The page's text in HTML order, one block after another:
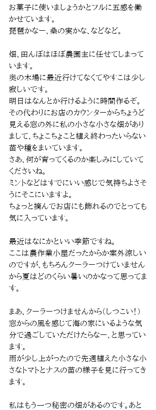
お菓子に使いましょうかとフルに五感を働
かせています。
琵琶かなー、桑の実かな、などなど。
畑、田んぼはほぼ農園主に任せてしまって
います。
奥の木場に最近行けてなくてやすこは少し
寂しいです。
明日はなんとか行けるように時間作るぞ。
その代わりにお店のカウンターからちょうど
見える窓の外に私の小さな小さな畑があり
まして、ちょこちょこと植え終わったいらない
苗や種をまいています。
さあ、何が育ってくるのか楽しみにしていて
くださいね。
ミントなどはすでにいい感じで気持ちよさそ
うにそこにいますよ。
ちょっと摘んでお店にも飾れるのでとっても
気に入っています。
最近はなにかといい季節ですね。
ここは農作業小屋だったからか案外涼しい
のですが、もちろんクーラーつけていません
から夏はどのくらい暑いのかなって思ってま
す。
まあ、クーラーつけませんから（しつこい！）
窓からの風を感じて海の家にいるような気
分で過ごしていただけたらなー、と思ってい
ます。
雨が少し上がったので先週植えた小さな小
さなトマトとナスの苗の様子を見に行ってき
ます。
私はもう一つ秘密の畑があるのです。あと